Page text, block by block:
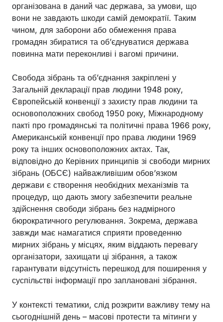
організована в даний час держава, за умови, що
вони не завдають шкоди самій демократії. Таким
чином, для заборони або обмеження права
громадян збиратися та об’єднуватися держава
повинна мати переконливі і вагомі причини.
Свобода зібрань та об’єднання закріплені у
Загальній декларації прав людини 1948 року,
Європейській конвенції з захисту прав людини та
основоположних свобод 1950 року, Міжнародному
пакті про громадянські та політичні права 1966 року,
Американській конвенції про права людини 1969
року та інших основоположних актах. Так,
відповідно до Керівних принципів зі свободи мирних
зібрань (ОБСЄ) найважливішим обов’язком
держави є створення необхідних механізмів та
процедур, що дають змогу забезпечити реальне
здійснення свободи зібрань без надмірного
бюрократичного регулювання. Зокрема, держава
завжди має намагатися сприяти проведенню
мирних зібрань у місцях, яким віддають перевагу
організатори, захищати ці зібрання, а також
гарантувати відсутність перешкод для поширення у
суспільстві інформації про заплановані зібрання.
У контексті тематики, слід розкрити важливу тему на
сьогоднішній день – масові протести та мітинги у